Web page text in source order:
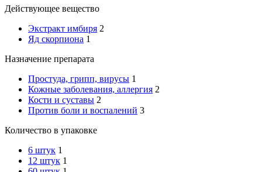
Действующее вещество
Экстракт имбиря 2
Яд скорпиона 1
Назначение препарата
Простуда, грипп, вирусы 1
Кожные заболевания, аллергия 2
Кости и суставы 2
Против боли и воспалений 3
Количество в упаковке
6 штук 1
12 штук 1